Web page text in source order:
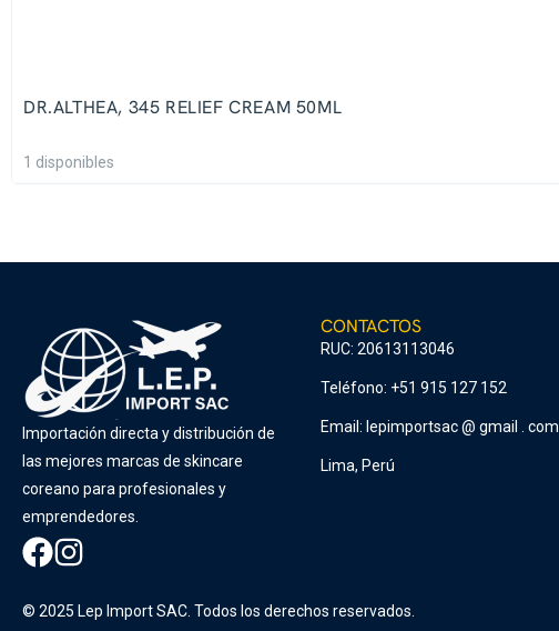
DR.ALTHEA, 345 RELIEF CREAM 50ML
1 disponibles
Importación directa y distribución de
las mejores marcas de skincare
coreano para profesionales y
emprendedores.
CONTACTOS
RUC: 20613113046
Teléfono: +51 915 127 152
Email: lepimportsac @ gmail . com
Lima, Perú
© 2025 Lep Import SAC. Todos los derechos reservados.